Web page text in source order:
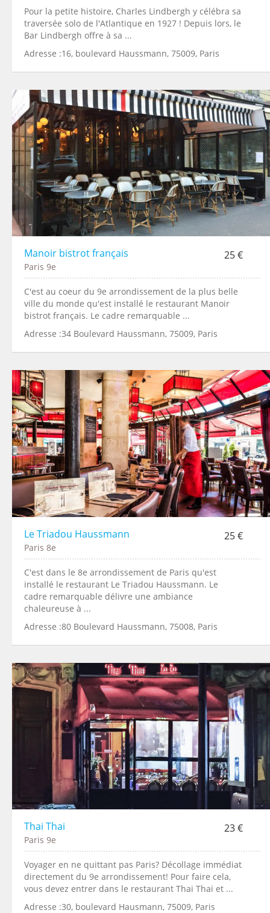
Pour la petite histoire, Charles Lindbergh y célébra sa
traversée solo de l'Atlantique en 1927 ! Depuis lors, le
Bar Lindbergh offre à sa ...
Adresse :16, boulevard Haussmann, 75009, Paris
Manoir bistrot français 25 €
Paris 9e
C'est au coeur du 9e arrondissement de la plus belle
ville du monde qu'est installé le restaurant Manoir
bistrot français. Le cadre remarquable ...
Adresse :34 Boulevard Haussmann, 75009, Paris
Le Triadou Haussmann 25 €
Paris 8e
C'est dans le 8e arrondissement de Paris qu'est
installé le restaurant Le Triadou Haussmann. Le
cadre remarquable délivre une ambiance
chaleureuse à ...
Adresse :80 Boulevard Haussmann, 75008, Paris
Thai Thai 23 €
Paris 9e
Voyager en ne quittant pas Paris? Décollage immédiat
directement du 9e arrondissement! Pour faire cela,
vous devez entrer dans le restaurant Thai Thai et ...
Adresse :30, boulevard Hausmann, 75009, Paris